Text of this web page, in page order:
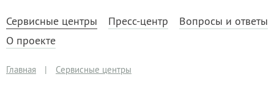
Сервисные центры Пресс-центр
Вопросы и ответы
О проекте
Главная | Сервисные центры